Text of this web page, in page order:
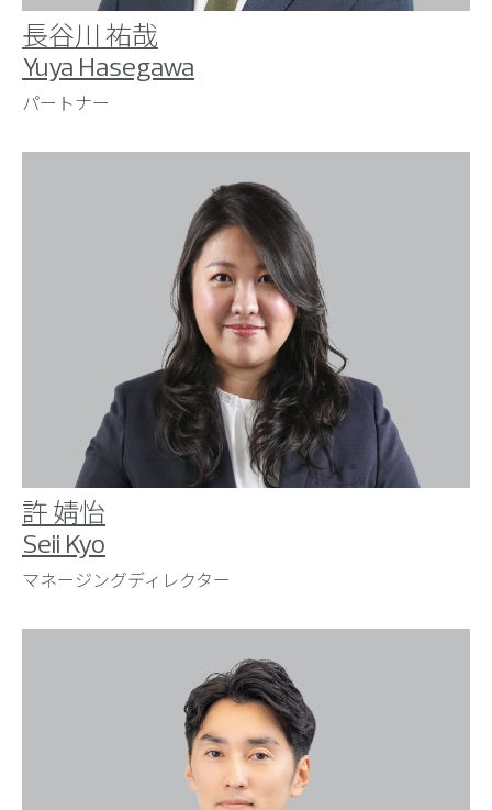
長谷川 祐哉
Yuya Hasegawa
パートナー
許 婧怡
Seii Kyo
マネージングディレクター